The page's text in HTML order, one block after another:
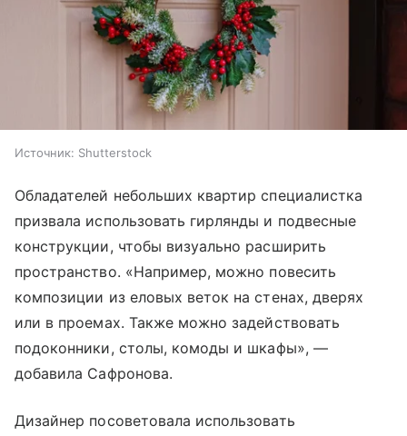
Источник: Shutterstock
Обладателей небольших квартир специалистка
призвала использовать гирлянды и подвесные
конструкции, чтобы визуально расширить
пространство. «Например, можно повесить
композиции из еловых веток на стенах, дверях
или в проемах. Также можно задействовать
подоконники, столы, комоды и шкафы», —
добавила Сафронова.
Дизайнер посоветовала использовать